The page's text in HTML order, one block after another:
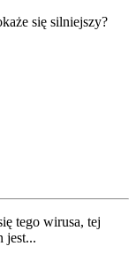
się silniejszy?
tego wirusa, tej
jest...